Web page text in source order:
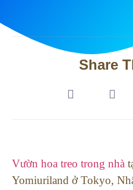
Share
Vườn hoa treo trong nhà
Yomiuriland ở Tokyo,